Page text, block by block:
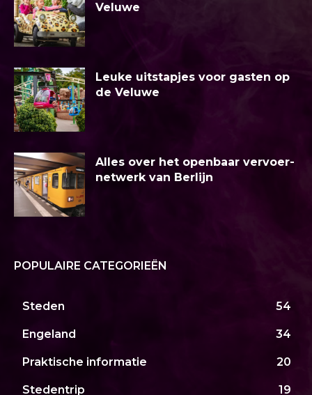
Veluwe
Leuke uitstapjes voor gasten op
de Veluwe
Alles over het openbaar vervoer-
netwerk van Berlijn
POPULAIRE CATEGORIEËN
Steden 54
Engeland 34
Praktische informatie 20
Stedentrip 19